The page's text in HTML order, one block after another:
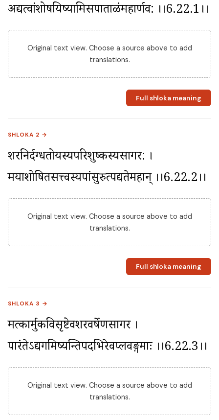
अद्यत्वांशोषयिष्यामिसपाताळंमहार्णव: ।।6.22.1।।
Original text view. Choose a source above to add
translations.
Full shloka meaning
SHLOKA 2 →
शरनिर्दग्धतोयस्यपरिशुष्कस्यसागर: ।
मयाशोषितसत्त्वस्यपांसुरुत्पद्यतेमहान् ।।6.22.2।।
Original text view. Choose a source above to add
translations.
Full shloka meaning
SHLOKA 3 →
मत्कार्मुकविसृष्टेवशरवर्षेणसागर ।
पारंतेऽद्यगमिष्यन्तिपदभिरेवप्लवङ्गमाः ।।6.22.3।।
Original text view. Choose a source above to add
translations.